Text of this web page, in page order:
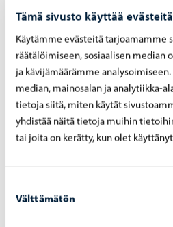
Tämä sivusto käyttää evästeitä
Käytämme evästeitä tarjoamamme
räätälöimiseen, sosiaalisen median
ja kävijämäärämme
median, mainosalan ja analytiikka-
tietoja siitä, miten käytät
yhdistää näitä tietoja muihin
tai joita on kerätty, kun olet
valinta
Välttämätön
aikuislinjalta valmistui ylioppilas
kahdella eximialla ja pääsi
opiskelemaan Helsingin
monia tällaisia tarinoita, joissa
suunnan, Juntunen iloitsee.
Koskaan ei ole liian
Aimo Törmänen, 69, aloitti lukio-